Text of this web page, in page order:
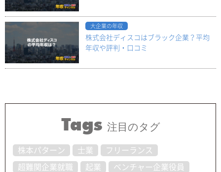
大企業の年収
株式会社ディスコはブラック企業？平均
年収や評判・口コミ
Tags 注目のタグ
株本パターン 士業 フリーランス
超難関企業就職 起業 ベンチャー企業役員